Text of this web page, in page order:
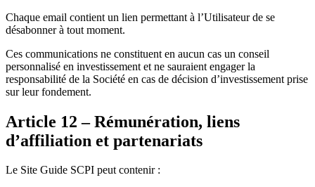
Chaque email contient un lien permettant à l’Utilisateur de se
désabonner à tout moment.
Ces communications ne constituent en aucun cas un conseil
personnalisé en investissement et ne sauraient engager la
responsabilité de la Société en cas de décision d’investissement prise
sur leur fondement.
Article 12 – Rémunération, liens
d’affiliation et partenariats
Le Site Guide SCPI peut contenir :